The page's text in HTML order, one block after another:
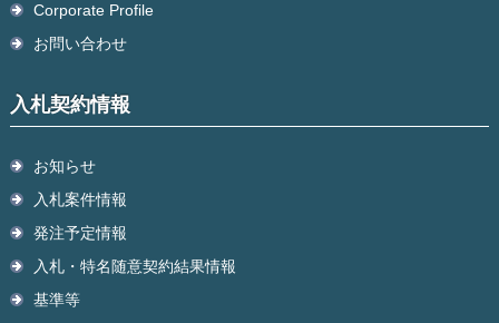
Corporate Profile
お問い合わせ
入札契約情報
お知らせ
入札案件情報
発注予定情報
入札・特名随意契約結果情報
基準等